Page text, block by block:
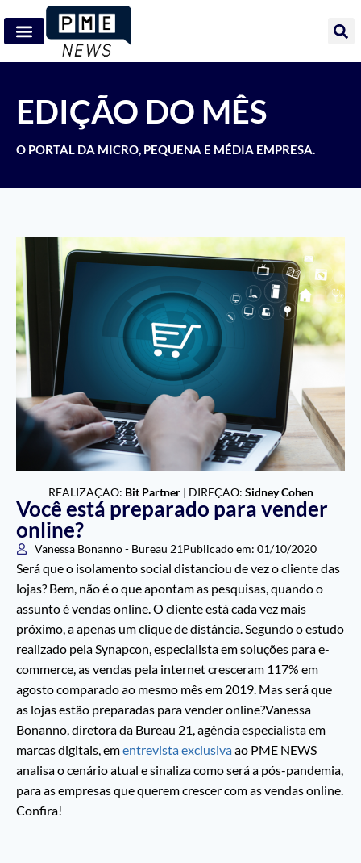
EDIÇÃO DO MÊS
O PORTAL DA MICRO, PEQUENA E MÉDIA EMPRESA.
REALIZAÇÃO: Bit Partner| DIREÇÃO: Sidney Cohen
Você está preparado para vender
online?
Vanessa Bonanno - Bureau 21Publicado em: 01/10/2020
Será que o isolamento social distanciou de vez o cliente das
lojas? Bem, não é o que apontam as pesquisas, quando o
assunto é vendas online. O cliente está cada vez mais
próximo, a apenas um clique de distância. Segundo o estudo
realizado pela Synapcon, especialista em soluções para e-
commerce, as vendas pela internet cresceram 117% em
agosto comparado ao mesmo mês em 2019. Mas será que
as lojas estão preparadas para vender online?Vanessa
Bonanno, diretora da Bureau 21, agência especialista em
marcas digitais, ementrevista exclusivaao PME NEWS
analisa o cenário atual e sinaliza como será a pós-pandemia,
para as empresas que querem crescer com as vendas online.
Confira!